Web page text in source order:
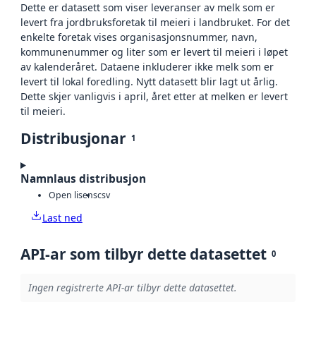
Dette er datasett som viser leveranser av melk som er
levert fra jordbruksforetak til meieri i landbruket. For det
enkelte foretak vises organisasjonsnummer, navn,
kommunenummer og liter som er levert til meieri i løpet
av kalenderåret. Dataene inkluderer ikke melk som er
levert til lokal foredling. Nytt datasett blir lagt ut årlig.
Dette skjer vanligvis i april, året etter at melken er levert
til meieri.
Distribusjonar 1
Namnlaus distribusjon
Open lisenscsv
Last ned
API-ar som tilbyr dette datasettet 0
Ingen registrerte API-ar tilbyr dette datasettet.